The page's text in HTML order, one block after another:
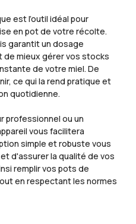
est l’outil idéal pour
en pot de votre récolte.
garantit un dosage
de mieux gérer vos stocks
de votre miel. De
ce qui la rend pratique et
quotidienne.
professionnel ou un
vous facilitera
simple et robuste vous
d'assurer la qualité de vos
remplir vos pots de
en respectant les normes